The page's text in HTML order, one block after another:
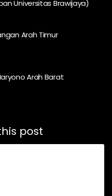
Universitas Brawijaya)
Arah Timur
Arah Barat
post